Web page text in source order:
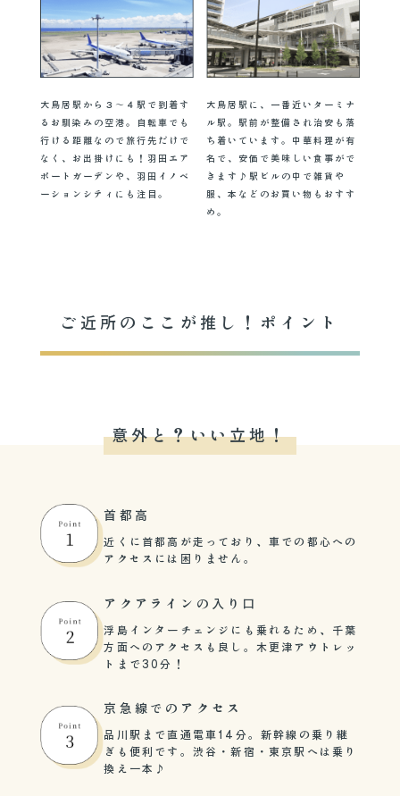
大鳥居駅から３〜４駅で到着す
るお馴染みの空港。自転車でも
行ける距離なので旅行先だけで
なく、お出掛けにも！羽田エア
ポートガーデンや、羽田イノベ
ーションシティにも注目。
大鳥居駅に、一番近いターミナ
ル駅。駅前が整備され治安も落
ち着いています。中華料理が有
名で、安価で美味しい食事がで
きます♪駅ビルの中で雑貨や
服、本などのお買い物もおすす
め。
ご近所のここが推し！ポイント
意外と？いい立地！
首都高
近くに首都高が走っており、車での都心への
アクセスには困りません。
アクアラインの入り口
浮島インターチェンジにも乗れるため、千葉
方面へのアクセスも良し。木更津アウトレッ
トまで30分！
京急線でのアクセス
品川駅まで直通電車14分。新幹線の乗り継
ぎも便利です。渋谷・新宿・東京駅へは乗り
換え一本♪